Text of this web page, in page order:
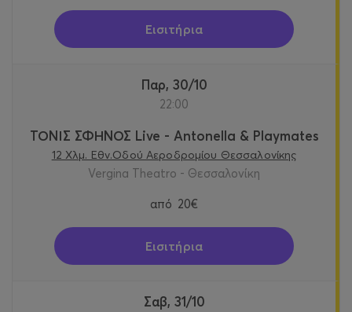
Εισιτήρια
Παρ, 30/10
22:00
ΤΟΝΙΣ ΣΦΗΝΟΣ Live - Antonella & Playmates
12 Χλμ. Εθν.Οδού Αεροδρομίου Θεσσαλονίκης
Vergina Theatro - Θεσσαλονίκη
από 20€
Εισιτήρια
Σαβ, 31/10